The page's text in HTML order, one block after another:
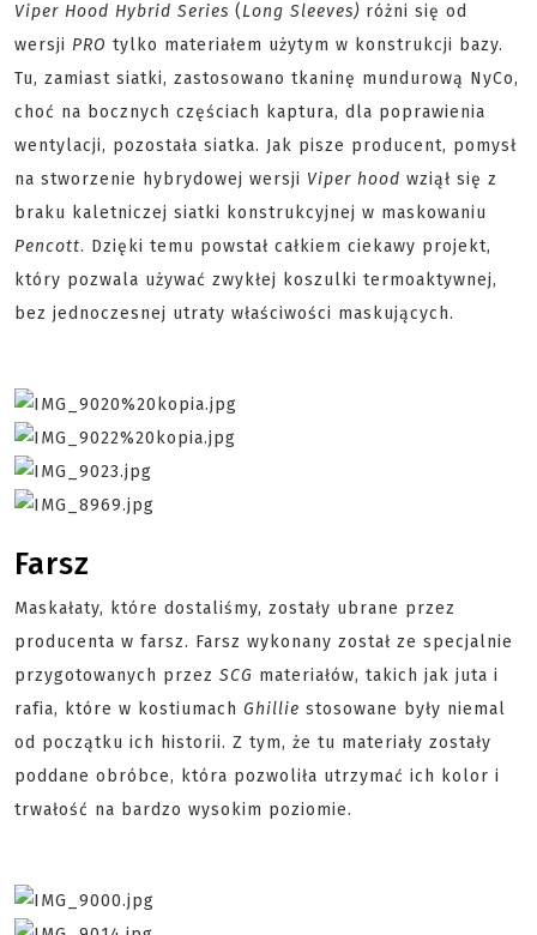
Viper Hood Hybrid Series (Long Sleeves) różni się od
wersji PRO tylko materiałem użytym w konstrukcji bazy.
Tu, zamiast siatki, zastosowano tkaninę mundurową NyCo,
choć na bocznych częściach kaptura, dla poprawienia
wentylacji, pozostała siatka. Jak pisze producent, pomysł
na stworzenie hybrydowej wersji Viper hood wziął się z
braku kaletniczej siatki konstrukcyjnej w maskowaniu
Pencott. Dzięki temu powstał całkiem ciekawy projekt,
który pozwala używać zwykłej koszulki termoaktywnej,
bez jednoczesnej utraty właściwości maskujących.
Farsz
Maskałaty, które dostaliśmy, zostały ubrane przez
producenta w farsz. Farsz wykonany został ze specjalnie
przygotowanych przez SCG materiałów, takich jak juta i
rafia, które w kostiumach Ghillie stosowane były niemal
od początku ich historii. Z tym, że tu materiały zostały
poddane obróbce, która pozwoliła utrzymać ich kolor i
trwałość na bardzo wysokim poziomie.